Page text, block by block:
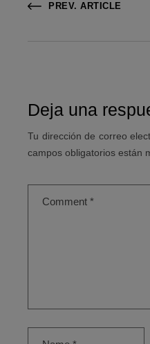
PREV. ARTICLE
Deja una
Tu dirección de correo
campos obligatorios están